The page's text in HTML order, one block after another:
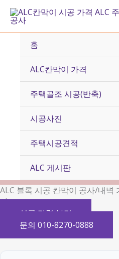
츠
홈
ALC칸막이 가격
주택골조 시공(반축)
시공사진
주택시공견적
ALC 게시판
ALC 블록 시공 칸막이 공사/내벽
사
시공 가격 보기
문의 010-8270-0888